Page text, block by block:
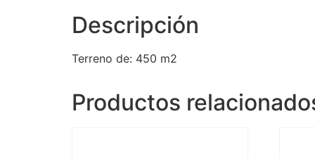
Descripción
Terreno de: 450 m2
Productos